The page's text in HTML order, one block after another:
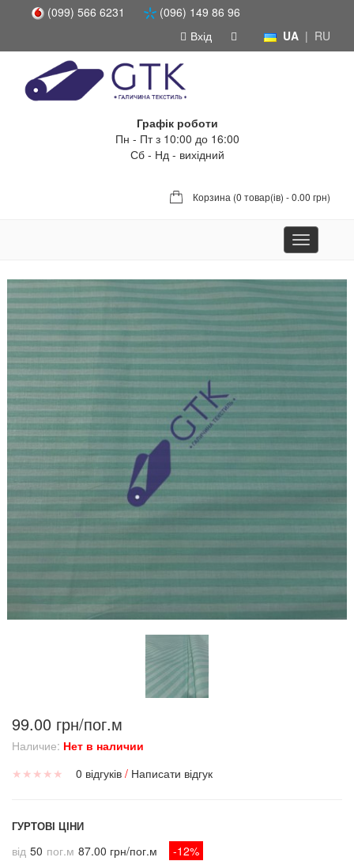
(099) 566 6231
(096) 149 86 96
UA | RU
Вхід
Графік роботи
Пн - Пт з 10:00 до 16:00
Сб - Нд - вихідний
Корзина (0 товар(ів) - 0.00 грн)
Toggle
navigation
99.00 грн/пог.м
Наличие: Нет в наличии
★ ★ ★ ★ ★ 0 відгуків / Написати відгук
ГУРТОВІ ЦІНИ
від 50 пог.м 87.00 грн/пог.м
-12%